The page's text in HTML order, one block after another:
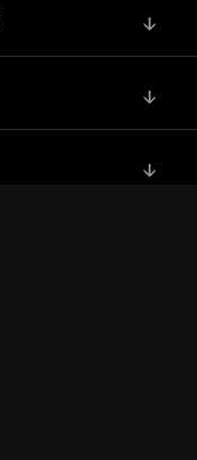
↓
↓
↓